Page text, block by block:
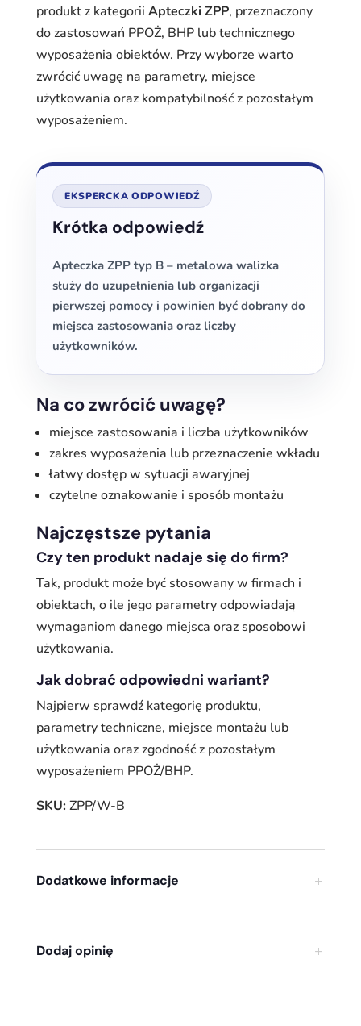
produkt z kategorii Apteczki ZPP, przeznaczony
do zastosowań PPOŻ, BHP lub technicznego
wyposażenia obiektów. Przy wyborze warto
zwrócić uwagę na parametry, miejsce
użytkowania oraz kompatybilność z pozostałym
wyposażeniem.
EKSPERCKA ODPOWIEDŹ
Krótka odpowiedź
Apteczka ZPP typ B – metalowa walizka
służy do uzupełnienia lub organizacji
pierwszej pomocy i powinien być dobrany do
miejsca zastosowania oraz liczby
użytkowników.
Na co zwrócić uwagę?
miejsce zastosowania i liczba użytkowników
zakres wyposażenia lub przeznaczenie wkładu
łatwy dostęp w sytuacji awaryjnej
czytelne oznakowanie i sposób montażu
Najczęstsze pytania
Czy ten produkt nadaje się do firm?
Tak, produkt może być stosowany w firmach i
obiektach, o ile jego parametry odpowiadają
wymaganiom danego miejsca oraz sposobowi
użytkowania.
Jak dobrać odpowiedni wariant?
Najpierw sprawdź kategorię produktu,
parametry techniczne, miejsce montażu lub
użytkowania oraz zgodność z pozostałym
wyposażeniem PPOŻ/BHP.
SKU:ZPP/W-B
Dodatkowe informacje
Dodaj opinię